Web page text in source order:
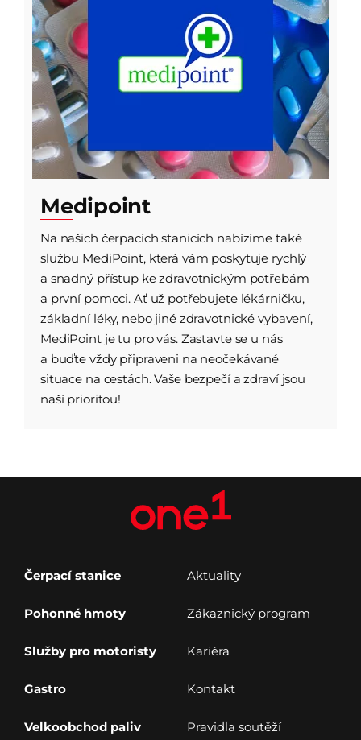
Medipoint
Na našich čerpacích stanicích nabízíme také
službu MediPoint, která vám poskytuje rychlý
a snadný přístup ke zdravotnickým potřebám
a první pomoci. Ať už potřebujete lékárničku,
základní léky, nebo jiné zdravotnické vybavení,
MediPoint je tu pro vás. Zastavte se u nás
a buďte vždy připraveni na neočekávané
situace na cestách. Vaše bezpečí a zdraví jsou
naší prioritou!
Čerpací stanice
Pohonné hmoty
Služby pro motoristy
Gastro
Velkoobchod paliv
Aktuality
Zákaznický program
Kariéra
Kontakt
Pravidla soutěží